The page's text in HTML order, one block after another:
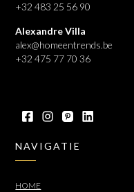
+32 483 25 56 90
Alexandre Villa
alex@homeentrends.be
+32 475 77 70 36
NAVIGATIE
HOME